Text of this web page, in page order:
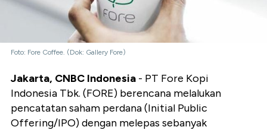
Foto: Fore Coffee. (Dok: Gallery Fore)
Jakarta, CNBC Indonesia - PT Fore Kopi
Indonesia Tbk. (FORE) berencana melalukan
pencatatan saham perdana (Initial Public
Offering/IPO) dengan melepas sebanyak